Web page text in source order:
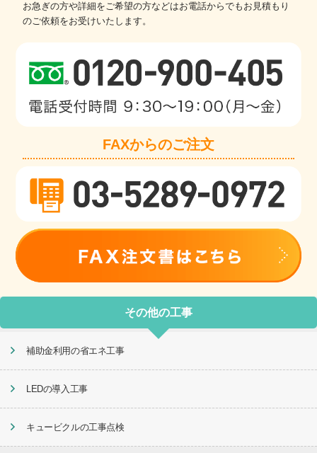
お急ぎの方や詳細をご希望の方などはお電話からでもお見積もり
のご依頼をお受けいたします。
FAXからのご注文
その他の工事
補助金利用の省エネ工事
LEDの導入工事
キュービクルの工事点検